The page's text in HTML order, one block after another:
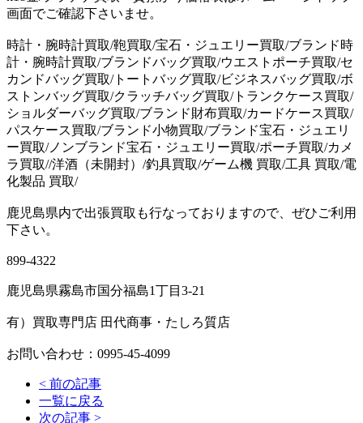
画面でご確認下さいませ。
時計・腕時計買取/鞄買取/宝石・ジュエリー買取/ブランド時
計・腕時計買取/ブランドバッグ買取/ウエストポーチ買取/セ
カンドバッグ買取/トートバッグ買取/ビジネスバッグ買取/ボ
ストンバッグ買取/クラッチバッグ買取/トランクケース買取/
ショルダーバッグ買取/ブランド財布買取/カードケース買取/
パスケース買取/ブランド小物買取/ブランド宝石・ジュエリ
ー買取/ノンブランド宝石・ジュエリー買取/ポーチ買取/カメ
ラ買取//洋酒（未開封）/釣具買取/ゲーム機 買取/工具 買取/電
化製品 買取/
鹿児島県内で出張買取も行なっておりますので、ぜひご利用
下さい。
899-4322
鹿児島県霧島市国分福島1丁目3-21
有）買取専門店 田代商事・たしろ質店
お問い合わせ：0995-45-4099
< 前の記事
一覧に戻る
次の記事 >